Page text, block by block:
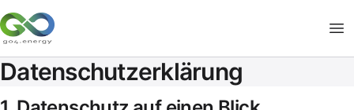
Datenschutzerklärung